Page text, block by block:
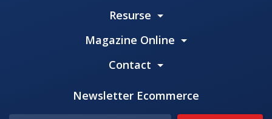
Resurse
Magazine Online
Contact
Newsletter Ecommerce